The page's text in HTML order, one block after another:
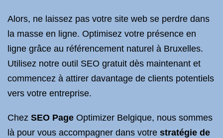
Alors, ne laissez pas votre site web se perdre dans
la masse en ligne. Optimisez votre présence en
ligne grâce au référencement naturel à Bruxelles.
Utilisez notre outil SEO gratuit dès maintenant et
commencez à attirer davantage de clients potentiels
vers votre entreprise.
Chez SEO Page Optimizer Belgique, nous sommes
là pour vous accompagner dans votre stratégie de